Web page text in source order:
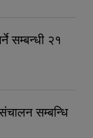
सम्बन्धी २१
सम्बन्धि